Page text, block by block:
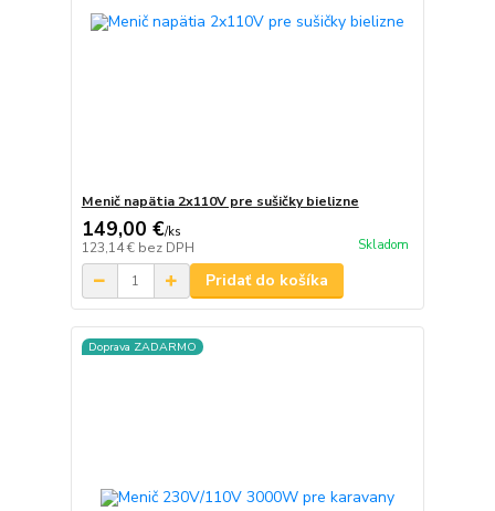
Menič napätia 2x110V pre sušičky bielizne
149,00 €/ks
123,14 € bez DPH Skladom
Pridať do košíka
Doprava ZADARMO